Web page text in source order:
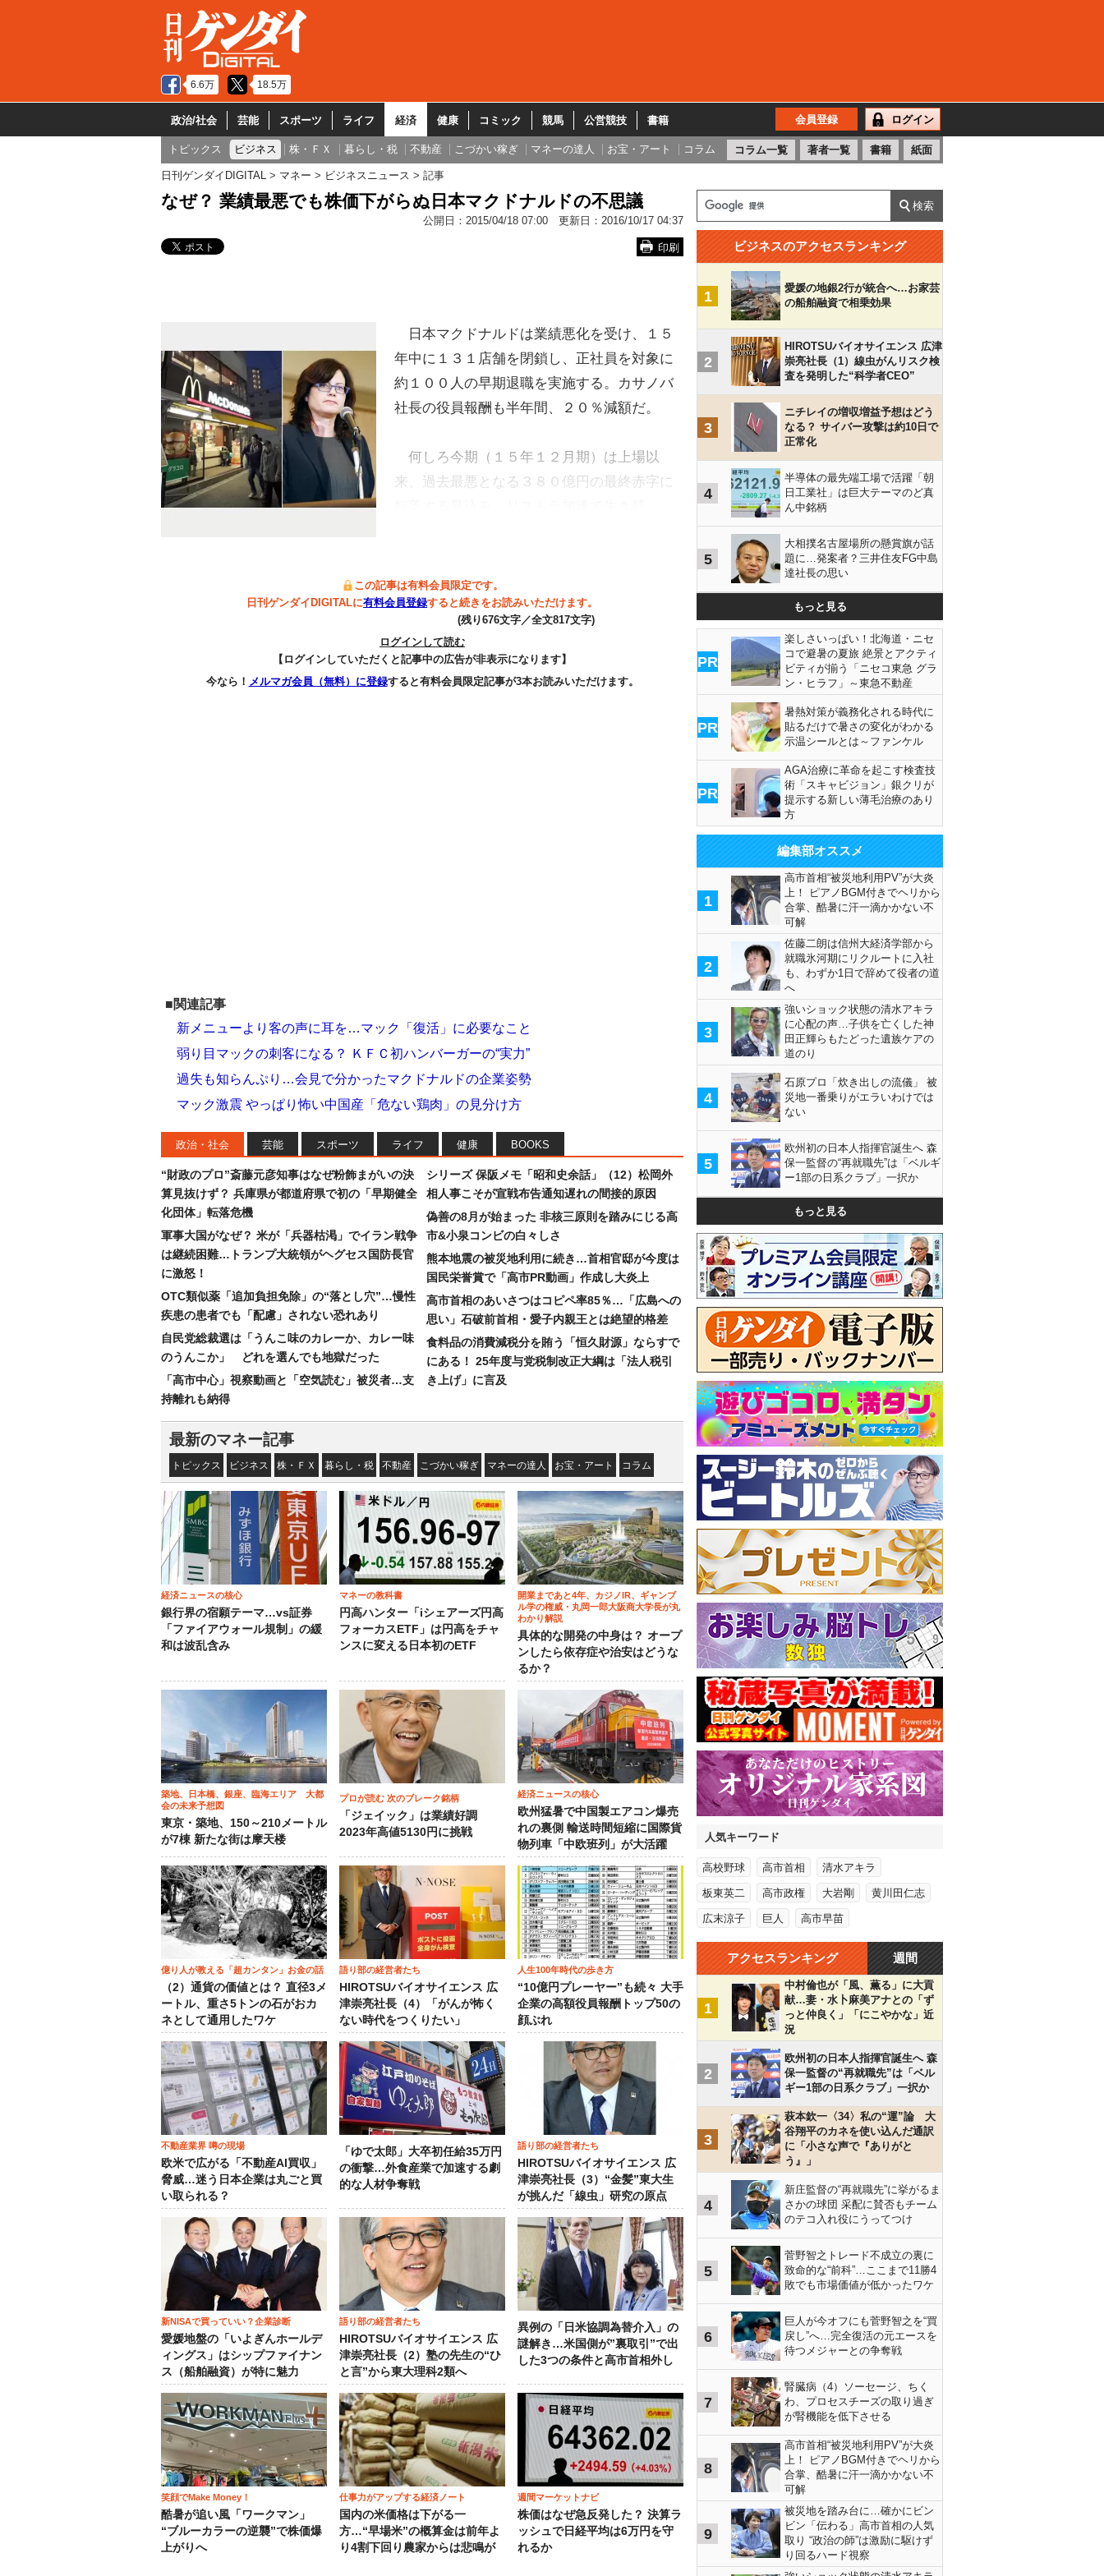
6.6万 18.5万
政治/社会 芸能 スポーツ ライフ 経済 健康 コミック 競馬 公営競技 書籍 会員登録 ログイン
トピックス ビジネス 株・ＦＸ 暮らし・税 不動産 こづかい稼ぎ マネーの達人 お宝・アート コラム コラム一覧 著者一覧 書籍 紙面
日刊ゲンダイDIGITAL マネー ビジネスニュース 記事
なぜ？ 業績最悪でも株価下がらぬ日本マクドナルドの不思議
公開日： 2015/04/18 07:00 更新日： 2016/10/17 04:37
印刷
日本マクドナルドは業績悪化を受け、１５
年中に１３１店舗を閉鎖し、正社員を対象に
約１００人の早期退職を実施する。カサノバ
社長の役員報酬も半年間、２０％減額だ。
何しろ今期（１５年１２月期）は上場以
来、過去最悪となる３８０億円の最終赤字に
この記事は有料会員限定です。
日刊ゲンダイDIGITALに有料会員登録すると続きをお読みいただけます。
(残り676文字／全文817文字)
ログインして読む
【ログインしていただくと記事中の広告が非表示になります】
今なら！ メルマガ会員（無料）に登録すると有料会員限定記事が3本お読みいただけます。
■関連記事
新メニューより客の声に耳を…マック「復活」に必要なこと
弱り目マックの刺客になる？ ＫＦＣ初ハンバーガーの“実力”
過失も知らんぷり…会見で分かったマクドナルドの企業姿勢
マック激震 やっぱり怖い中国産「危ない鶏肉」の見分け方
政治・社会 芸能 スポーツ ライフ 健康 BOOKS
“財政のプロ”斎藤元彦知事はなぜ粉飾まがいの決
算見抜けず？ 兵庫県が都道府県で初の「早期健全
化団体」転落危機
軍事大国がなぜ？ 米が「兵器枯渇」でイラン戦争
は継続困難…トランプ大統領がヘグセス国防長官
に激怒！
OTC類似薬「追加負担免除」の“落とし穴”…慢性
疾患の患者でも「配慮」されない恐れあり
自民党総裁選は「うんこ味のカレーか、カレー味
のうんこか」 どれを選んでも地獄だった
「高市中心」視察動画と「空気読む」被災者…支
持離れも納得
シリーズ 保阪メモ「昭和史余話」（12）松岡外
相人事こそが宣戦布告通知遅れの間接的原因
偽善の8月が始まった 非核三原則を踏みにじる高
市&小泉コンビの白々しさ
熊本地震の被災地利用に続き…首相官邸が今度は
国民栄誉賞で「高市PR動画」作成し大炎上
高市首相のあいさつはコピペ率85％…「広島への
思い」石破前首相・愛子内親王とは絶望的格差
食料品の消費減税分を賄う「恒久財源」ならすで
にある！ 25年度与党税制改正大綱は「法人税引
き上げ」に言及
最新のマネー記事
トピックス ビジネス 株・ＦＸ 暮らし・税 不動産 こづかい稼ぎ マネーの達人 お宝・アート コラム
経済ニュースの核心
銀行界の宿願テーマ…vs証券
「ファイアウォール規制」の緩
和は波乱含み
マネーの教科書
円高ハンター「iシェアーズ円高
フォーカスETF」は円高をチャ
ンスに変える日本初のETF
開業まであと4年、カジノIR、ギャンブ
ル学の権威・丸岡一郎大阪商大学長が丸
わかり解説
具体的な開発の中身は？ オープ
ンしたら依存症や治安はどうな
るか？
築地、日本橋、銀座、臨海エリア 大都
会の未来予想図
東京・築地、150～210メートル
が7棟 新たな街は摩天楼
プロが読む 次のブレーク銘柄
「ジェイック」は業績好調
2023年高値5130円に挑戦
経済ニュースの核心
欧州猛暑で中国製エアコン爆売
れの裏側 輸送時間短縮に国際貨
物列車「中欧班列」が大活躍
億り人が教える「超カンタン」お金の話
（2）通貨の価値とは？ 直径3メ
ートル、重さ5トンの石がおカ
ネとして通用したワケ
語り部の経営者たち
HIROTSUバイオサイエンス 広
津崇亮社長（4）「がんが怖く
ない時代をつくりたい」
人生100年時代の歩き方
“10億円プレーヤー”も続々 大手
企業の高額役員報酬トップ50の
顔ぶれ
不動産業界 噂の現場
欧米で広がる「不動産AI買収」
脅威…迷う日本企業は丸ごと買
い取られる？
「ゆで太郎」大卒初任給35万円
の衝撃…外食産業で加速する劇
的な人材争奪戦
語り部の経営者たち
HIROTSUバイオサイエンス 広
津崇亮社長（3）“金髪”東大生
が挑んだ「線虫」研究の原点
新NISAで買っていい？企業診断
愛媛地盤の「いよぎんホールデ
ィングス」はシップファイナン
ス（船舶融資）が特に魅力
語り部の経営者たち
HIROTSUバイオサイエンス 広
津崇亮社長（2）塾の先生の“ひ
と言”から東大理科2類へ
異例の「日米協調為替介入」の
謎解き…米国側が”裏取引”で出
した3つの条件と高市首相外し
笑顔でMake Money！
酷暑が追い風「ワークマン」
“ブルーカラーの逆襲”で株価爆
上がりへ
仕事力がアップする経済ノート
国内の米価格は下がる一
方…“早場米”の概算金は前年よ
り4割下回り農家からは悲鳴が
週間マーケットナビ
株価はなぜ急反発した？ 決算ラ
ッシュで日経平均は6万円を守
れるか
ビジネスのアクセスランキング
1
愛媛の地銀2行が統合へ…お家芸
の船舶融資で相乗効果
2
HIROTSUバイオサイエンス 広津
崇亮社長（1）線虫がんリスク検
査を発明した“科学者CEO”
3
ニチレイの増収増益予想はどう
なる？ サイバー攻撃は約10日で
正常化
4
半導体の最先端工場で活躍「朝
日工業社」は巨大テーマのど真
ん中銘柄
5
大相撲名古屋場所の懸賞旗が話
題に…発案者？三井住友FG中島
達社長の思い
もっと見る
PR
楽しさいっぱい！北海道・ニセ
コで避暑の夏旅 絶景とアクティ
ビティが揃う「ニセコ東急 グラ
ン・ヒラフ」～東急不動産
PR
暑熱対策が義務化される時代に
貼るだけで暑さの変化がわかる
示温シールとは～ファンケル
PR
AGA治療に革命を起こす検査技
術「スキャビジョン」銀クリが
提示する新しい薄毛治療のあり
方
編集部オススメ
1
高市首相“被災地利用PV”が大炎
上！ ピアノBGM付きでヘリから
合掌、酷暑に汗一滴かかない不
可解
2
佐藤二朗は信州大経済学部から
就職氷河期にリクルートに入社
も、わずか1日で辞めて役者の道
へ
3
強いショック状態の清水アキラ
に心配の声…子供を亡くした神
田正輝らもたどった遺族ケアの
道のり
4
石原プロ「炊き出しの流儀」 被
災地一番乗りがエラいわけでは
ない
5
欧州初の日本人指揮官誕生へ 森
保一監督の“再就職先”は「ベルギ
ー1部の日系クラブ」一択か
もっと見る
人気キーワード
高校野球 高市首相 清水アキラ
板東英二 高市政権 大岩剛 黄川田仁志
広末涼子 巨人 高市早苗
アクセスランキング 週間
1
中村倫也が「風、薫る」に大貢
献…妻・水卜麻美アナとの「ず
っと仲良く」「にこやかな」近
況
2
欧州初の日本人指揮官誕生へ 森
保一監督の“再就職先”は「ベル
ギー1部の日系クラブ」一択か
3
萩本欽一〈34〉私の“運”論 大
谷翔平のカネを使い込んだ通訳
に「小さな声で『ありがと
う』」
4
新庄監督の“再就職先”に挙がるま
さかの球団 采配に賛否もチーム
のテコ入れ役にうってつけ
5
菅野智之トレード不成立の裏に
致命的な“前科”…ここまで11勝4
敗でも市場価値が低かったワケ
6
巨人が今オフにも菅野智之を“買
戻し”へ…完全復活の元エースを
待つメジャーとの争奪戦
7
腎臓病（4）ソーセージ、ちく
わ、プロセスチーズの取り過ぎ
が腎機能を低下させる
8
高市首相“被災地利用PV”が大炎
上！ ピアノBGM付きでヘリから
合掌、酷暑に汗一滴かかない不
可解
9
被災地を踏み台に…確かにビン
ビン「伝わる」高市首相の人気
取り “政治の師”は激励に駆けず
り回るハード視察